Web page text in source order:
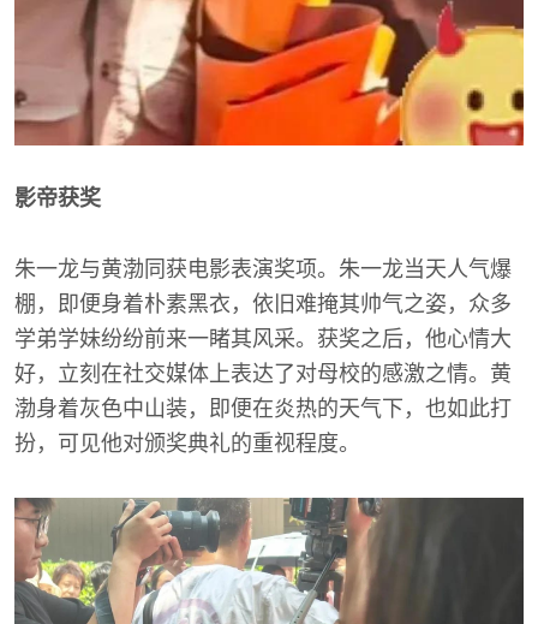
影帝获奖
朱一龙与黄渤同获电影表演奖项。朱一龙当天人气爆
棚，即便身着朴素黑衣，依旧难掩其帅气之姿，众多
学弟学妹纷纷前来一睹其风采。获奖之后，他心情大
好，立刻在社交媒体上表达了对母校的感激之情。黄
渤身着灰色中山装，即便在炎热的天气下，也如此打
扮，可见他对颁奖典礼的重视程度。